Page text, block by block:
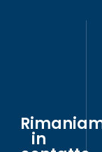
in